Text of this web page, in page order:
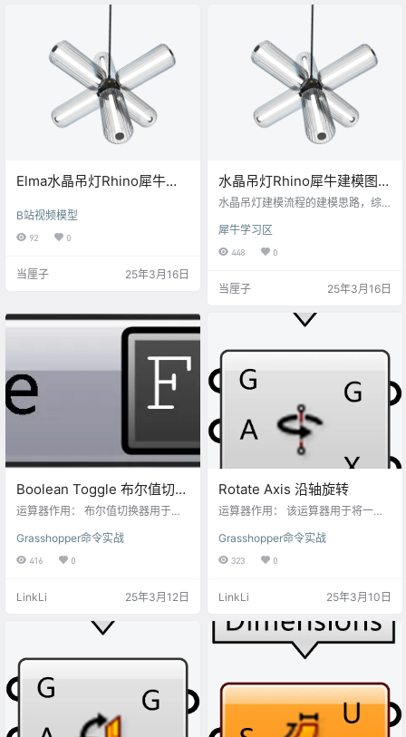
计元素在不同条件下的适应性和一
致性。算法思路包括创建随机点、
计算距离、重映射距离、生成图像
和避免模型交叉。
Elma水晶吊灯Rhino犀牛模
B站视频模型
92 0
当厘子 25年3月16日
水晶吊灯Rhino犀牛建模图文
教程
水晶吊灯建模流程的建模思路，综
运算等犀牛核心功能，实现水晶吊
灯的对称结构构建，适合家具建模
犀牛学习区
448 0
当厘子 25年3月16日
Boolean Toggle 布尔值切换
器
运算器作用： 布尔值切换器用于在
Grasshopper中，布尔值可以用 Tru
e 和 False表示，也可以用 1 和 0 表
它可以是 True 或 False。 初始值:
以是 True 或 False。 输出参数： T
Grasshopper命令实战
416 0
LinkLi 25年3月12日
Rotate Axis 沿轴旋转
运算器作用： 该运算器用于将一个
旋转角度以弧度为单位输入，从而
确保数学上精确地计算旋转效果。
体，可以为点、曲线、面或更复杂
线完成旋转。 A (Number) 数值：以
弧度为单位的旋转角度。该数值决
定了几何体绕轴旋转时转动的幅度
e…
Grasshopper命令实战
323 0
LinkLi 25年3月10日